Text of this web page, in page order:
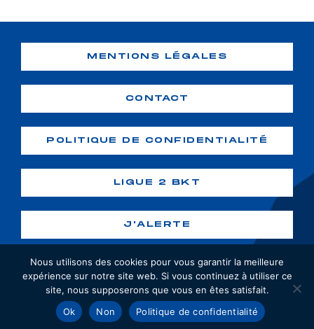
MENTIONS LÉGALES
CONTACT
POLITIQUE DE CONFIDENTIALITÉ
LIGUE 2 BKT
J'ALERTE
Copyright ©2026 GF38. Tous droits
réservés. Création :webiaprod
Nous utilisons des cookies pour vous garantir la meilleure
expérience sur notre site web. Si vous continuez à utiliser ce
site, nous supposerons que vous en êtes satisfait.
Ok
Non Politique de confidentialité